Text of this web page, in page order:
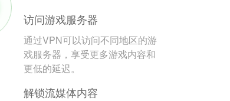
访问游戏服务器
通过VPN可以访问不同地区的游
戏服务器，享受更多游戏内容和
更低的延迟。
解锁流媒体内容